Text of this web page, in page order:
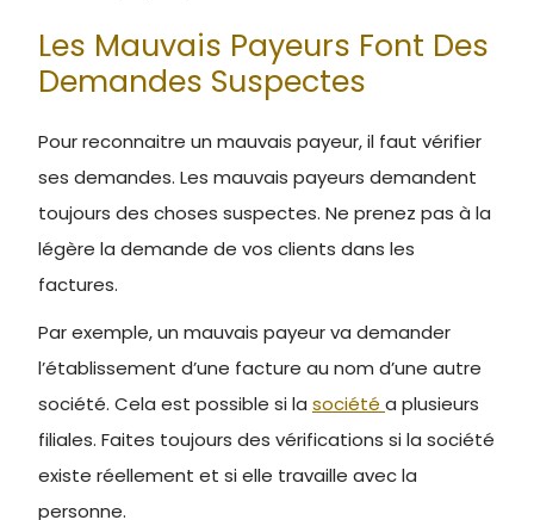
Les Mauvais Payeurs Font Des
Demandes Suspectes
Pour reconnaitre un mauvais payeur, il faut vérifier
ses demandes. Les mauvais payeurs demandent
toujours des choses suspectes. Ne prenez pas à la
légère la demande de vos clients dans les
factures.
Par exemple, un mauvais payeur va demander
l’établissement d’une facture au nom d’une autre
société. Cela est possible si la société a plusieurs
filiales. Faites toujours des vérifications si la société
existe réellement et si elle travaille avec la
personne.